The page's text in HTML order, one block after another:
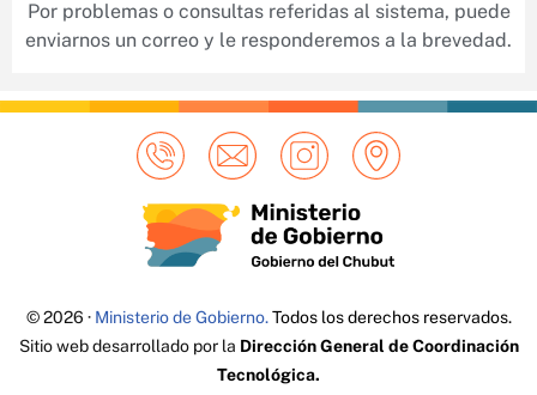
Por problemas o consultas referidas al sistema, puede
enviarnos un correo y le responderemos a la brevedad.
© 2026 · Ministerio de Gobierno. Todos los derechos reservados.
Sitio web desarrollado por la Dirección General de Coordinación
Tecnológica.